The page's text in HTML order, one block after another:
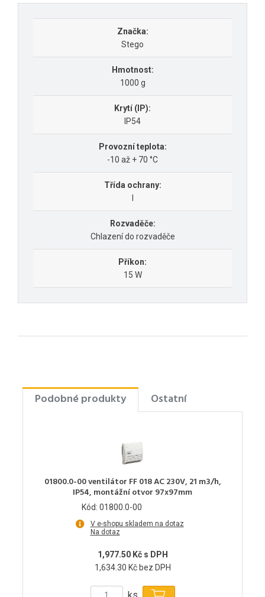
Značka:
Stego
Hmotnost:
1000 g
Krytí (IP):
IP54
Provozní teplota:
-10 až + 70 °C
Třída ochrany:
Rozvaděče:
Chlazení do rozvaděče
Příkon:
15 W
Podobné produkty Ostatní
01800.0-00 ventilátor FF 018 AC 230V, 21 m3/h,
IP54, montážní otvor 97x97mm
Kód: 01800.0-00
V e-shopu skladem na dotaz
Na dotaz
1,977.50 Kč s DPH
1,634.30 Kč bez DPH